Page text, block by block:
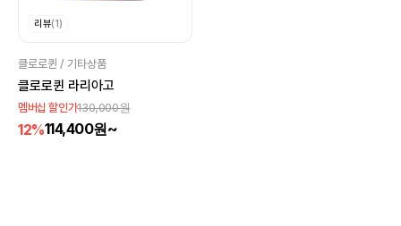
리뷰(1)
클로로퀸 / 기타상품
클로로퀸 라리아고
멤버십 할인가130,000원
12%114,400원~